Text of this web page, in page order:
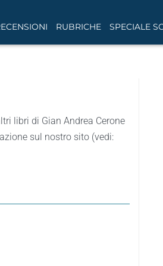
RUBRICHE SPECIALE
libri di Gian Andrea Cerone
sul nostro sito (vedi: